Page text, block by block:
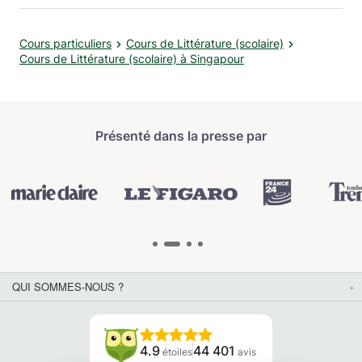
Cours particuliers
Cours de Littérature (scolaire)
Cours de Littérature (scolaire) à Singapour
Présenté dans la presse par
QUI SOMMES-NOUS ?
4.9 étoiles44 401 avis